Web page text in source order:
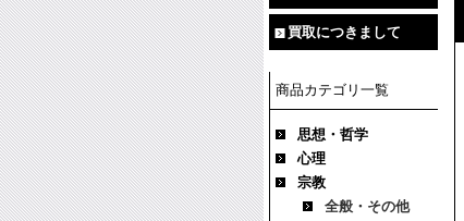
買取につきまして
商品カテゴリ一覧
思想・哲学
心理
宗教
全般・その他